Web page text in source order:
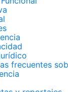
frecuentes